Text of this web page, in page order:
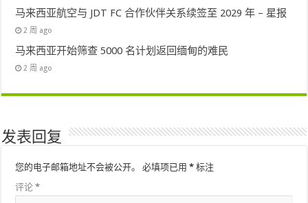
马来西亚航空与 JDT FC 合作伙伴关系续签至 2029 年 – 星报
2 周 ago
马来西亚开始筛查 5000 名计划返回缅甸的难民
2 周 ago
发表回复
您的电子邮箱地址不会被公开。 必填项已用* 标注
评论*